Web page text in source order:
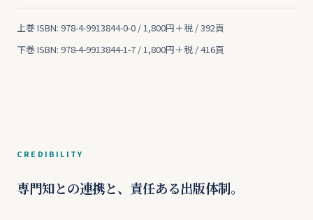
上巻 ISBN: 978-4-9913844-0-0 / 1,800円＋税 / 392頁
下巻 ISBN: 978-4-9913844-1-7 / 1,800円＋税 / 416頁
CREDIBILITY
専門知との連携と、責任ある出版体制。